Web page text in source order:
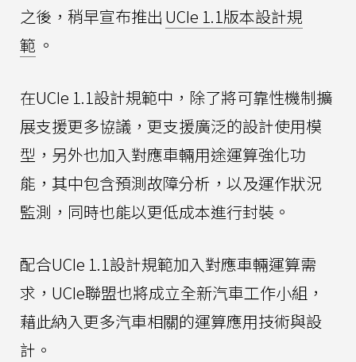
之後，稍早宣布推出 UCIe 1.1版本設計規
範 。
在UCIe 1.1設計規範中，除了將可靠性機制擴
展支援更多協議，更支援廣泛的設計使用模
型，另外也加入對應車輛用途運算強化功
能，其中包含預測故障分析，以及運作狀況
監測，同時也能以更低成本進行封裝。
配合UCIe 1.1設計規範加入對應車輛運算需
求，UCIe聯盟也將成立全新汽車工作小組，
藉此納入更多汽車相關的運算應用技術與設
計。